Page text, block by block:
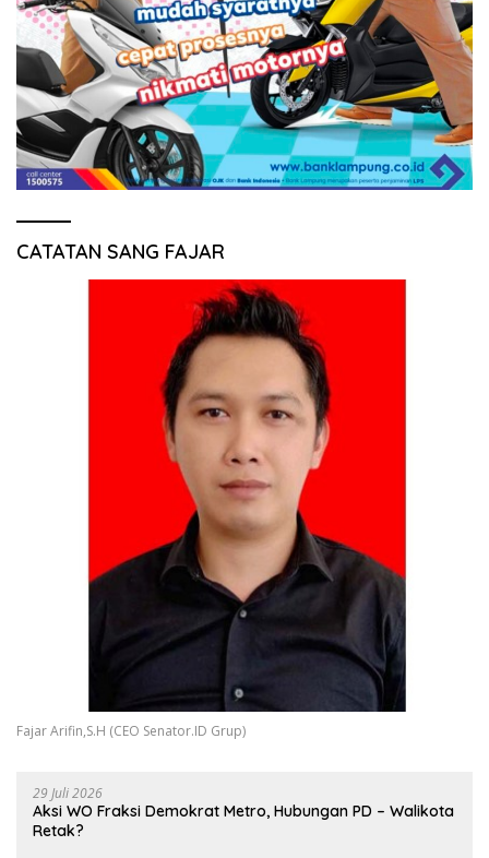
CATATAN SANG FAJAR
Fajar Arifin,S.H (CEO Senator.ID Grup)
29 Juli 2026
Aksi WO Fraksi Demokrat Metro, Hubungan PD – Walikota
Retak?